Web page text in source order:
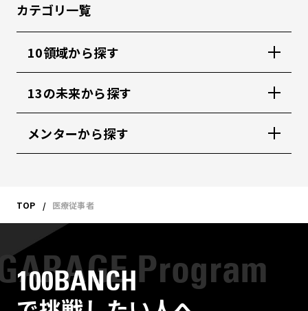
カテゴリ一覧
10領域から探す
13の未来から探す
メンターから探す
TOP 医療従事者
100BANCH